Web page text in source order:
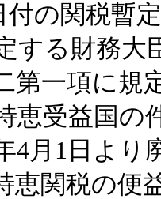
付の関税暫
する財務大
第一項に規
恵受益国の
4月1日より
恵関税の便